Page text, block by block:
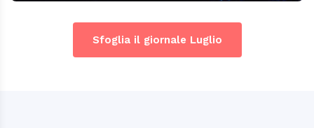
Sfoglia il giornale Luglio